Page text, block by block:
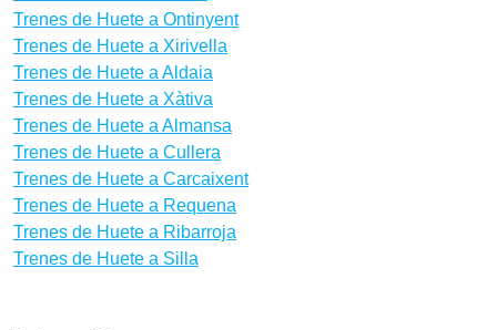
Trenes de Huete a Ontinyent
Trenes de Huete a Xirivella
Trenes de Huete a Aldaia
Trenes de Huete a Xàtiva
Trenes de Huete a Almansa
Trenes de Huete a Cullera
Trenes de Huete a Carcaixent
Trenes de Huete a Requena
Trenes de Huete a Ribarroja
Trenes de Huete a Silla